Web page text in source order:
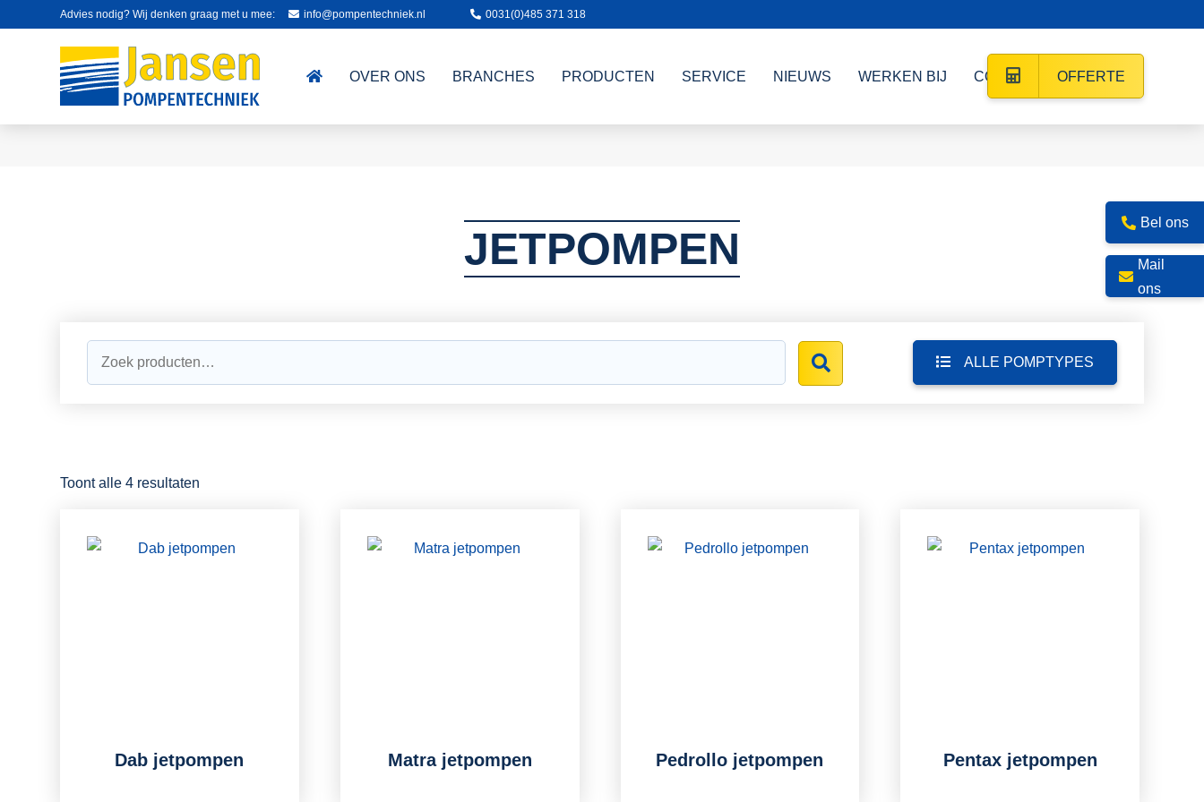
Advies nodig? Wij denken graag met u mee: info@pompentechniek.nl 0031(0)485 371 318
OVER ONS BRANCHES PRODUCTEN SERVICE NIEUWS WERKEN BIJ CONTACT OFFERTE
JETPOMPEN
ALLE POMPTYPES
Toont alle 4 resultaten
Dab jetpompen Matra jetpompen Pedrollo jetpompen Pentax jetpompen
Bel ons
Mail
ons